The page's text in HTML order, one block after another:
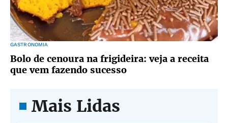
GASTRONOMIA
Bolo de cenoura na frigideira: veja a receita
que vem fazendo sucesso
Mais Lidas